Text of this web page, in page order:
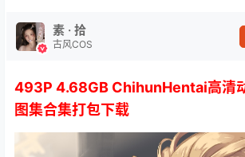
素 · 拾
古风COS
493P 4.68GB ChihunHentai高清
图集合集打包下载